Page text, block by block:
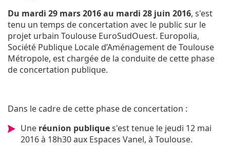
Du mardi 29 mars 2016 au mardi 28 juin 2016, s'est
tenu un temps de concertation avec le public sur le
projet urbain Toulouse EuroSudOuest. Europolia,
Société Publique Locale d’Aménagement de Toulouse
Métropole, est chargée de la conduite de cette phase
de concertation publique.
Dans le cadre de cette phase de concertation :
Une réunion publiques'est tenue le jeudi 12 mai
2016 à 18h30 aux Espaces Vanel, à Toulouse.